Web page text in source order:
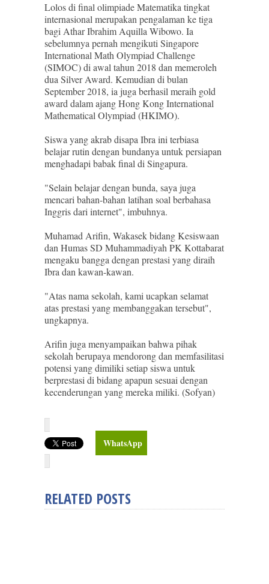
Lolos di final olimpiade Matematika tingkat
internasional merupakan pengalaman ke tiga
bagi Athar Ibrahim Aquilla Wibowo. Ia
sebelumnya pernah mengikuti Singapore
International Math Olympiad Challenge
(SIMOC) di awal tahun 2018 dan memeroleh
dua Silver Award. Kemudian di bulan
September 2018, ia juga berhasil meraih gold
award dalam ajang Hong Kong International
Mathematical Olympiad (HKIMO).
Siswa yang akrab disapa Ibra ini terbiasa
belajar rutin dengan bundanya untuk persiapan
menghadapi babak final di Singapura.
"Selain belajar dengan bunda, saya juga
mencari bahan-bahan latihan soal berbahasa
Inggris dari internet", imbuhnya.
Muhamad Arifin, Wakasek bidang Kesiswaan
dan Humas SD Muhammadiyah PK Kottabarat
mengaku bangga dengan prestasi yang diraih
Ibra dan kawan-kawan.
"Atas nama sekolah, kami ucapkan selamat
atas prestasi yang membanggakan tersebut",
ungkapnya.
Arifin juga menyampaikan bahwa pihak
sekolah berupaya mendorong dan memfasilitasi
potensi yang dimiliki setiap siswa untuk
berprestasi di bidang apapun sesuai dengan
kecenderungan yang mereka miliki. (Sofyan)
WhatsApp
RELATED POSTS